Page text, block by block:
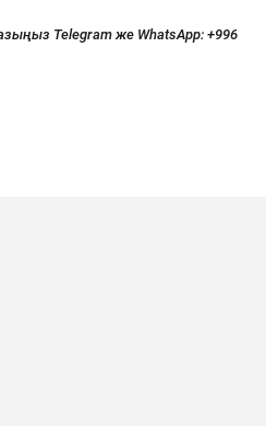
Telegram же WhatsApp: +996